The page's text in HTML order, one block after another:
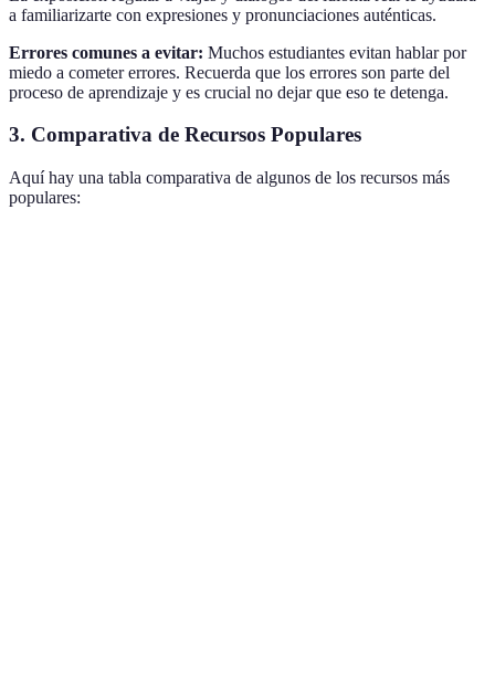
a familiarizarte con expresiones y pronunciaciones auténticas.
Errores comunes a evitar: Muchos estudiantes evitan hablar por
miedo a cometer errores. Recuerda que los errores son parte del
proceso de aprendizaje y es crucial no dejar que eso te detenga.
3. Comparativa de Recursos Populares
Aquí hay una tabla comparativa de algunos de los recursos más
populares: